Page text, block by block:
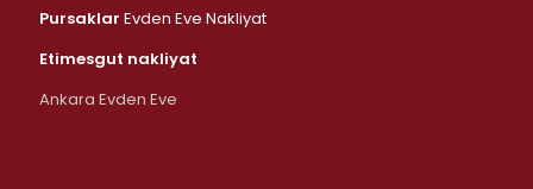
Pursaklar Evden Eve Nakliyat
Etimesgut nakliyat
Ankara Evden Eve